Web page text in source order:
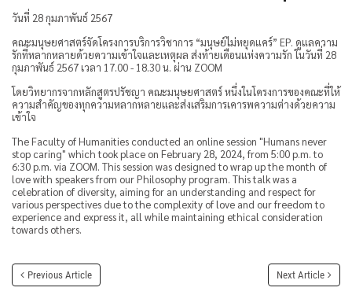
วันที่ 28 กุมภาพันธ์ 2567
คณะมนุษยศาสตร์จัดโครงการบริการวิชาการ “มนุษย์ไม่หยุดแคร์” EP. ดูแลความ
รักที่หลากหลายด้วยความเข้าใจและเหตุผล ส่งท้ายเดือนแห่งความรัก ในวันที่ 28
กุมภาพันธ์ 2567 เวลา 17.00 - 18.30 น. ผ่าน ZOOM
โดยวิทยากรจากหลักสูตรปรัชญา คณะมนุษยศาสตร์ หนึ่งในโครงการของคณะที่ให้
ความสำคัญของทุกความหลากหลายและส่งเสริมการเคารพความต่างด้วยความ
เข้าใจ
The Faculty of Humanities conducted an online session "Humans never
stop caring" which took place on February 28, 2024, from 5:00 p.m. to
6:30 p.m. via ZOOM. This session was designed to wrap up the month of
love with speakers from our Philosophy program. This talk was a
celebration of diversity, aiming for an understanding and respect for
various perspectives due to the complexity of love and our freedom to
experience and express it, all while maintaining ethical consideration
towards others.
Previous Article Next Article